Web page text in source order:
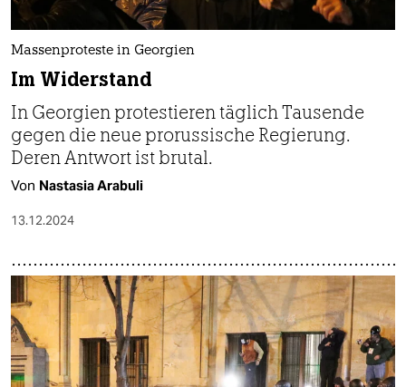
Massenproteste in Georgien
Im Widerstand
In Georgien protestieren täglich Tausende
gegen die neue prorussische Regierung.
Deren Antwort ist brutal.
Von Nastasia Arabuli
13.12.2024